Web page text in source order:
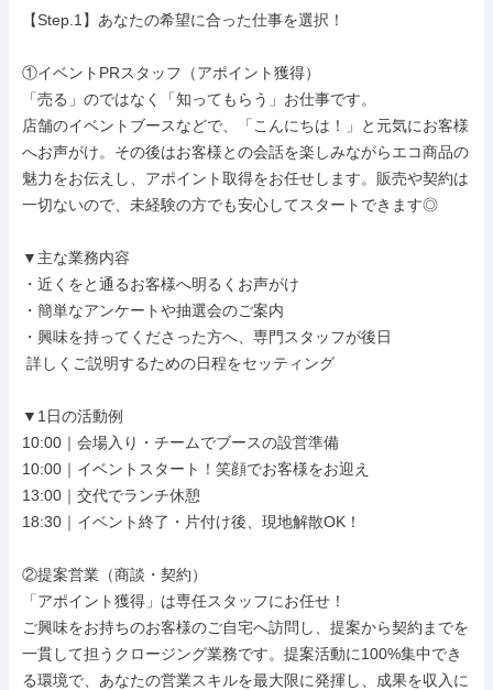
【Step.1】あなたの希望に合った仕事を選択！
①イベントPRスタッフ（アポイント獲得）
「売る」のではなく「知ってもらう」お仕事です。
店舗のイベントブースなどで、「こんにちは！」と元気にお客様
へお声がけ。その後はお客様との会話を楽しみながらエコ商品の
魅力をお伝えし、アポイント取得をお任せします。販売や契約は
一切ないので、未経験の方でも安心してスタートできます◎
▼主な業務内容
・近くをと通るお客様へ明るくお声がけ
・簡単なアンケートや抽選会のご案内
・興味を持ってくださった方へ、専門スタッフが後日
▼1日の活動例
10:00｜会場入り・チームでブースの設営準備
10:00｜イベントスタート！笑顔でお客様をお迎え
13:00｜交代でランチ休憩
18:30｜イベント終了・片付け後、現地解散OK！
②提案営業（商談・契約）
「アポイント獲得」は専任スタッフにお任せ！
ご興味をお持ちのお客様のご自宅へ訪問し、提案から契約までを
一貫して担うクロージング業務です。提案活動に100%集中でき
る環境で、あなたの営業スキルを最大限に発揮し、成果を収入に